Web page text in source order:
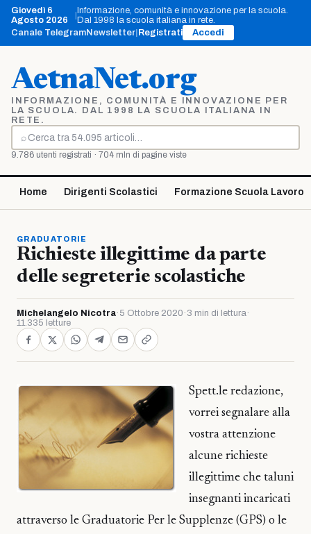
Vai
contenuto
Giovedì 6
Agosto 2026
Informazione, comunità e innovazione per la scuola.
Dal 1998 la scuola italiana in rete.
Canale TelegramNewsletter Registrati Accedi
AetnaNet.org
INFORMAZIONE, COMUNITÀ E INNOVAZIONE PER
LA SCUOLA. DAL 1998 LA SCUOLA ITALIANA IN
RETE.
⌕
Cerca
9.786 utenti registrati · 704 mln di pagine viste
Home Dirigenti Scolastici Formazione Scuola Lavoro
GRADUATORIE
Richieste illegittime da parte
delle segreterie scolastiche
Michelangelo Nicotra· 5 Ottobre 2020 · 3 min di lettura·
11.335 letture
Spett.le redazione,
vorrei segnalare alla
vostra attenzione
alcune richieste
illegittime che taluni
insegnanti incaricati
attraverso le Graduatorie Per le Supplenze (GPS) o le